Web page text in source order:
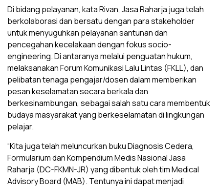
Di bidang pelayanan, kata Rivan, Jasa Raharja juga telah
berkolaborasi dan bersatu dengan para stakeholder
untuk menyuguhkan pelayanan santunan dan
pencegahan kecelakaan dengan fokus socio-
engineering. Di antaranya melalui penguatan hukum,
melaksanakan Forum Komunikasi Lalu Lintas (FKLL), dan
pelibatan tenaga pengajar/dosen dalam memberikan
pesan keselamatan secara berkala dan
berkesinambungan, sebagai salah satu cara membentuk
budaya masyarakat yang berkeselamatan di lingkungan
pelajar.
“Kita juga telah meluncurkan buku Diagnosis Cedera,
Formularium dan Kompendium Medis Nasional Jasa
Raharja (DC-FKMN-JR) yang dibentuk oleh tim Medical
Advisory Board (MAB). Tentunya ini dapat menjadi